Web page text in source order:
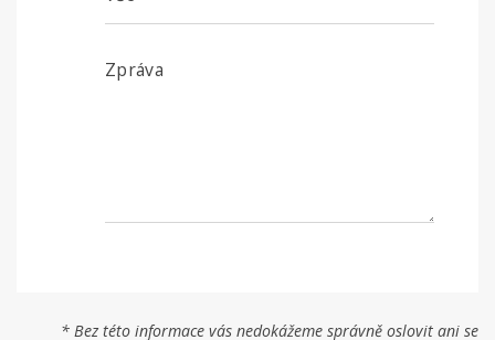
* Bez této informace vás nedokážeme správně oslovit ani se